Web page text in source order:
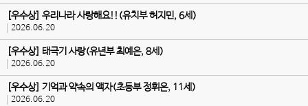
[우수상] 우리나라 사랑해요!!(유치부 허지민, 6세)
2026.06.20
[우수상] 태극기 사랑(유년부 최예은, 8세)
2026.06.20
[우수상] 기억과 약속의 액자(초등부 정휘은, 11세)
2026.06.20